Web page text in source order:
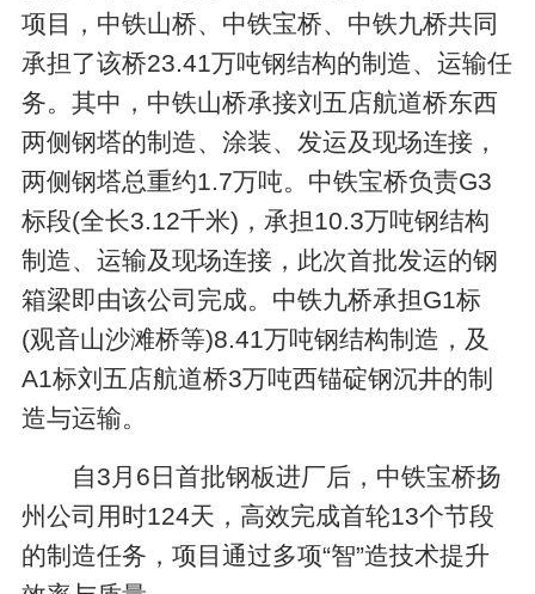
项目，中铁山桥、中铁宝桥、中铁九桥共同
承担了该桥23.41万吨钢结构的制造、运输任
务。其中，中铁山桥承接刘五店航道桥东西
两侧钢塔的制造、涂装、发运及现场连接，
两侧钢塔总重约1.7万吨。中铁宝桥负责G3
标段(全长3.12千米)，承担10.3万吨钢结构
制造、运输及现场连接，此次首批发运的钢
箱梁即由该公司完成。中铁九桥承担G1标
(观音山沙滩桥等)8.41万吨钢结构制造，及
A1标刘五店航道桥3万吨西锚碇钢沉井的制
造与运输。
自3月6日首批钢板进厂后，中铁宝桥扬
州公司用时124天，高效完成首轮13个节段
的制造任务，项目通过多项“智”造技术提升